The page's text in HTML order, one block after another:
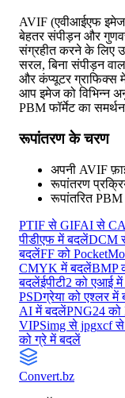
AVIF (एवीआईएफ इमेज
बेहतर संपीड़न और
संग्रहीत करने के लिए
सरल, बिना संपीड़न
और कंप्यूटर ग्राफिक्स
आप इमेज को विभिन्न
PBM फॉर्मेट का
रूपांतरण के चरण
अपनी AVIF
रूपांतरण
रूपांतरित
PTIF से GIFAI से
पीडीएफ में बदलेंDCM
बदलेंFF को
CMYK में बदलेंBMP
बदलेंईपीटी2 को एआई
PSDग्रेया को एश्लर में
AI में बदलेंPNG24
VIPSimg से jpgxcf
को ग्रे में बदलें
Convert.bz